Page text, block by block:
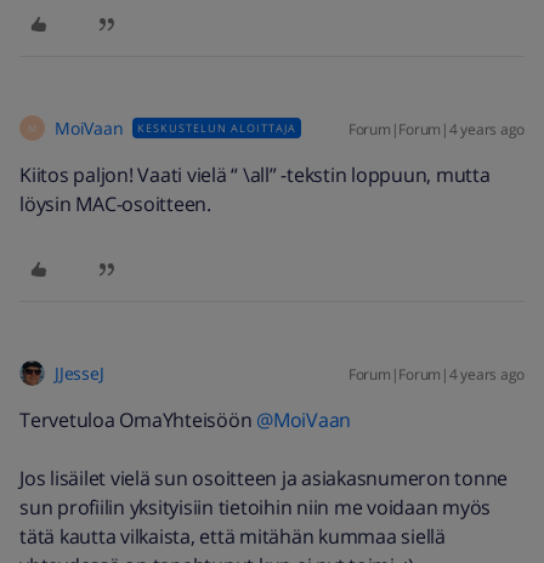
M MoiVaan KESKUSTELUN ALOITTAJA Forum|Forum|4 years ago
Kiitos paljon! Vaati vielä “ \all” -tekstin loppuun, mutta
löysin MAC-osoitteen.
JJesseJ Forum|Forum|4 years ago
Tervetuloa OmaYhteisöön @MoiVaan
Jos lisäilet vielä sun osoitteen ja asiakasnumeron tonne
sun profiilin yksityisiin tietoihin niin me voidaan myös
tätä kautta vilkaista, että mitähän kummaa siellä